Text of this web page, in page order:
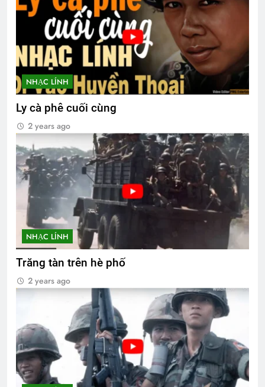
NHẠC LÍNH
Ly cà phê cuối cùng
2 years ago
NHẠC LÍNH
Trăng tàn trên hè phố
2 years ago